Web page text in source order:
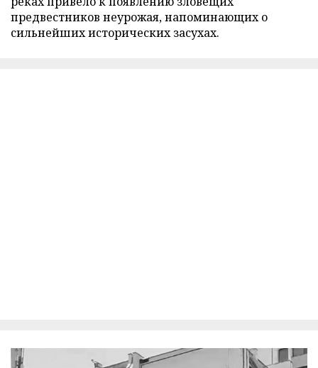
предвестников неурожая, напоминающих о
сильнейших исторических засухах.